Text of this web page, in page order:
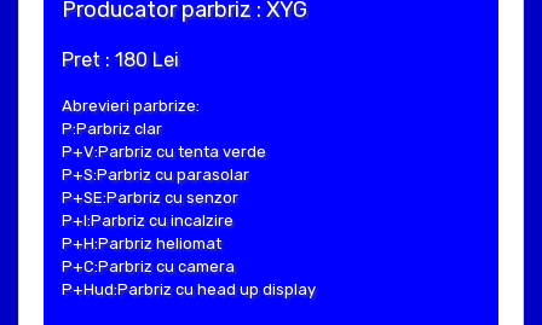
Producator parbriz : XYG
Pret : 180 Lei
Abrevieri parbrize:
P:Parbriz clar
P+V:Parbriz cu tenta verde
P+S:Parbriz cu parasolar
P+SE:Parbriz cu senzor
P+I:Parbriz cu incalzire
P+H:Parbriz heliomat
P+C:Parbriz cu camera
P+Hud:Parbriz cu head up display